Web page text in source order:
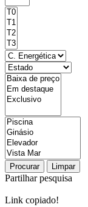
Procurar Limpar
Partilhar pesquisa
Link copiado!